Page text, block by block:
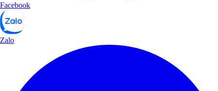
Facebook
Zalo